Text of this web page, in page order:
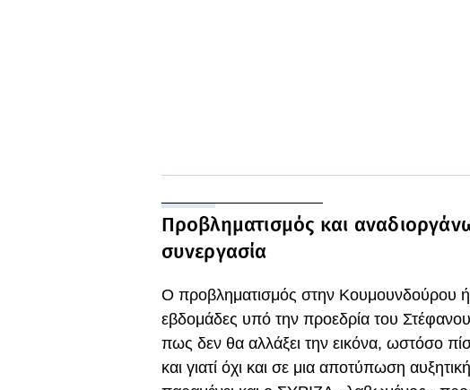
Προβληματισμός και
συνεργασία
Ο προβληματισμός στην Κουμουνδούρου
εβδομάδες υπό την προεδρία του
πως δεν θα αλλάξει την εικόνα, ωστόσο
και γιατί όχι και σε μια αποτύπωση